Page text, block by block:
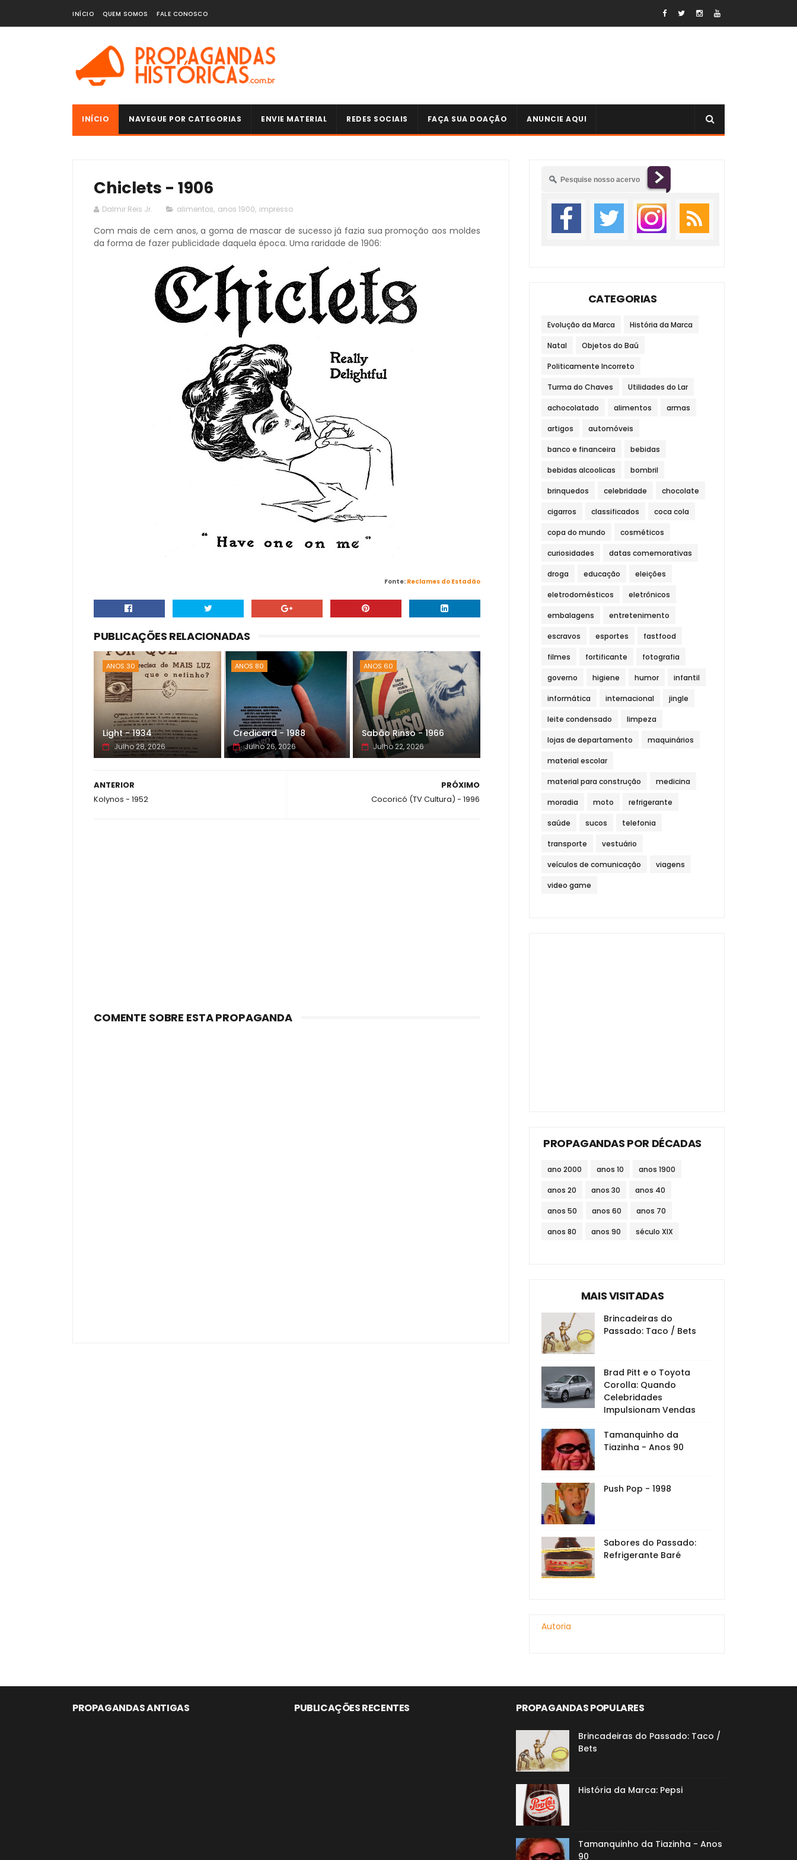
INÍCIO QUEM SOMOS FALE CONOSCO
INÍCIO NAVEGUE POR CATEGORIAS ENVIE MATERIAL REDES SOCIAIS FAÇA SUA DOAÇÃO ANUNCIE AQUI
Chiclets - 1906
Dalmir Reis Jr. alimentos, anos 1900, impresso
Com mais de cem anos, a goma de mascar de sucesso já fazia sua promoção aos moldes
da forma de fazer publicidade daquela época. Uma raridade de 1906:
Fonte: Reclames do Estadão
PUBLICAÇÕES RELACIONADAS
ANOS 30
Light - 1934
Julho 28, 2026
ANOS 80
Credicard - 1988
Julho 26, 2026
ANOS 60
Sabão Rinso - 1966
Julho 22, 2026
PRÓXIMO
Cocoricó (TV Cultura) - 1996
ANTERIOR
Kolynos - 1952
COMENTE SOBRE ESTA PROPAGANDA
CATEGORIAS
Evolução da Marca História da Marca
Natal Objetos do Baú
Politicamente Incorreto
Turma do Chaves Utilidades do Lar
achocolatado alimentos armas
artigos automóveis
banco e financeira bebidas
bebidas alcoolicas bombril
brinquedos celebridade chocolate
cigarros classificados coca cola
copa do mundo cosméticos
curiosidades datas comemorativas
droga educação eleições
eletrodomésticos eletrônicos
embalagens entretenimento
escravos esportes fastfood
filmes fortificante fotografia
governo higiene humor infantil
informática internacional jingle
leite condensado limpeza
lojas de departamento maquinários
material escolar
material para construção medicina
moradia moto refrigerante
saúde sucos telefonia
transporte vestuário
veículos de comunicação viagens
video game
PROPAGANDAS POR DÉCADAS
ano 2000 anos 10 anos 1900
anos 20 anos 30 anos 40
anos 50 anos 60 anos 70
anos 80 anos 90 século XIX
MAIS VISITADAS
Brincadeiras do
Passado: Taco / Bets
Brad Pitt e o Toyota
Corolla: Quando
Celebridades
Impulsionam Vendas
Tamanquinho da
Tiazinha - Anos 90
Push Pop - 1998
Sabores do Passado:
Refrigerante Baré
Autoria
PROPAGANDAS ANTIGAS PUBLICAÇÕES RECENTES PROPAGANDAS POPULARES
Brincadeiras do Passado: Taco /
Bets
História da Marca: Pepsi
Tamanquinho da Tiazinha - Anos
90